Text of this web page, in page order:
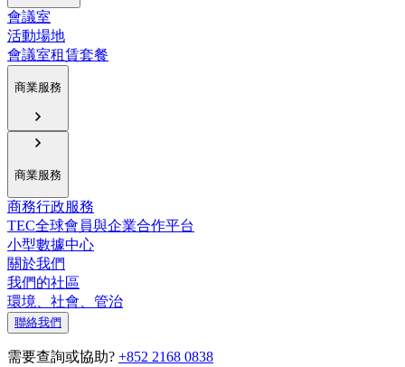
會議室
活動場地
會議室租賃套餐
商業服務
商業服務
商務行政服務
TEC全球會員與企業合作平台
小型數據中心
關於我們
我們的社區
環境、社會、管治
聯絡我們
需要查詢或協助? +852 2168 0838